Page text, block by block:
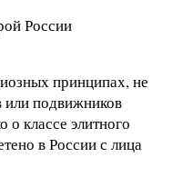
России
принципах, не
или подвижников
о классе элитного
в России с лица